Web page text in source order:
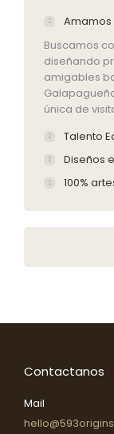
Buscamos
diseñando
amigables
única de
Talento
Diseños
100%
Contactanos
Mail